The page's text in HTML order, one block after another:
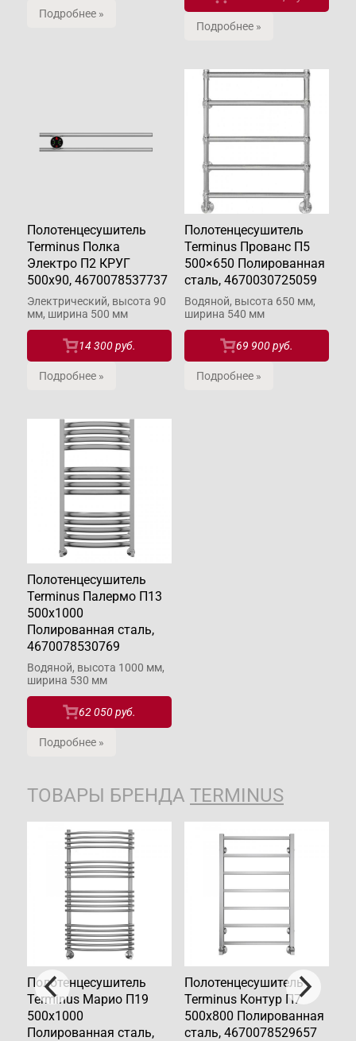
Подробнее »
Подробнее »
Полотенцесушитель
Terminus Полка
Электро П2 КРУГ
500х90, 4670078537737
Электрический, высота 90
мм, ширина 500 мм
14 300 руб.
Подробнее »
Полотенцесушитель
Terminus Прованс П5
500×650 Полированная
сталь, 4670030725059
Водяной, высота 650 мм,
ширина 540 мм
69 900 руб.
Подробнее »
Полотенцесушитель
Terminus Палермо П13
500х1000
Полированная сталь,
4670078530769
Водяной, высота 1000 мм,
ширина 530 мм
62 050 руб.
Подробнее »
ТОВАРЫ БРЕНДА TERMINUS
Полотенцесушитель
Terminus Марио П19
500х1000
Полированная сталь,
Полотенцесушитель
Terminus Контур П7
500х800 Полированная
сталь, 4670078529657